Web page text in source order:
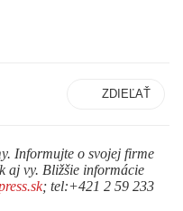
ZDIEĽAŤ
Informujte o svojej firme
aj vy. Bližšie informácie
; tel:+421 2 59 233